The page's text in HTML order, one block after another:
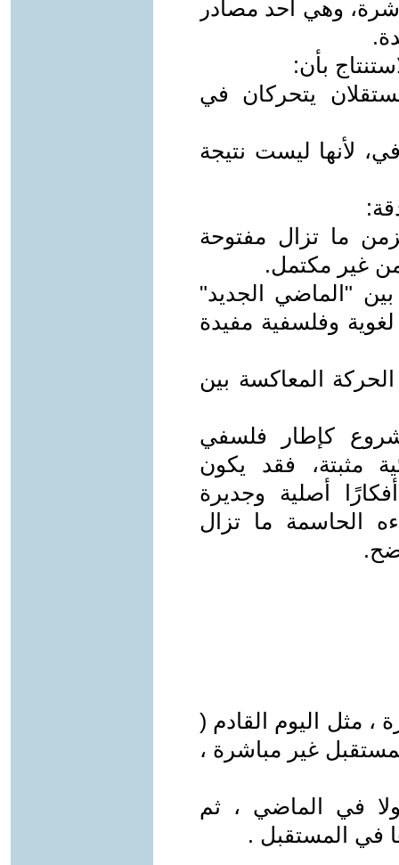
وهي أحد مصادر
بأن:
يتحركان في
لأنها ليست نتيجة
ما تزال مفتوحة
غير مكتمل.
"الماضي الجديد"
وفلسفية مفيدة
المعاكسة بين
كإطار فلسفي
مثبتة، فقد يكون
أرى فيه أفكارًا أصلية وجديرة
الحاسمة ما تزال
مثل اليوم القادم (
غير مباشرة ،
في الماضي ، ثم
في المستقبل .